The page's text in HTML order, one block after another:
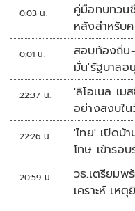
0:03 น.
คู่มือทบทวน
หลังสำหรับ
0:01 น.
สอบท้องถิ่น
มั่น'รัฐบาลอ
22:37 น.
'ลิโอเนล เ
อย่างสงบใ
22:26 น.
'ไทย' เปิดบ้
โทษ เข้ารอ
20:59 น.
วธ.เตรียมพ
เคราะห์ เหตุ